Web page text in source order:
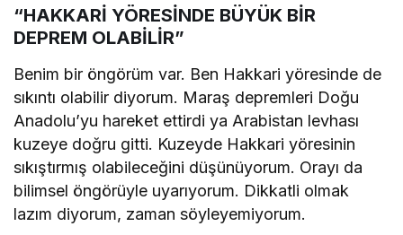
“HAKKARİ YÖRESİNDE BÜYÜK BİR
DEPREM OLABİLİR”
Benim bir öngörüm var. Ben Hakkari yöresinde de
sıkıntı olabilir diyorum. Maraş depremleri Doğu
Anadolu’yu hareket ettirdi ya Arabistan levhası
kuzeye doğru gitti. Kuzeyde Hakkari yöresinin
sıkıştırmış olabileceğini düşünüyorum. Orayı da
bilimsel öngörüyle uyarıyorum. Dikkatli olmak
lazım diyorum, zaman söyleyemiyorum.